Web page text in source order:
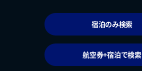
宿泊のみ検索
航空券+宿泊で検索